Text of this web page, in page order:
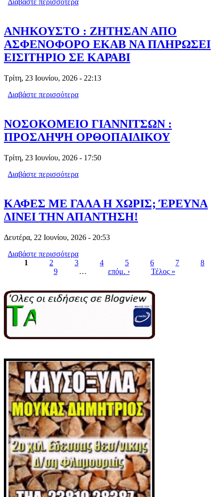
Διαβάστε περισσότερα
ΑΝΗΚΟΥΣΤΟ : ΖΗΤΗΣΑΝ ΑΠΟ
ΑΣΦΕΝΟΦΟΡΟ ΕΚΑΒ ΝΑ ΠΛΗΡΩΣΕΙ
ΕΙΣΙΤΗΡΙΟ ΣΕ ΚΑΡΑΒΙ
Τρίτη, 23 Ιουνίου, 2026 - 22:13
Διαβάστε περισσότερα
ΝΟΣΟΚΟΜΕΙΟ ΓΙΑΝΝΙΤΣΩΝ :
ΠΡΟΣΛΗΨΗ ΟΡΘΟΠΑΙΔΙΚΟΥ
Τρίτη, 23 Ιουνίου, 2026 - 17:50
Διαβάστε περισσότερα
ΚΑΦΕΣ ΜΕ ΓΑΛΑ Η ΧΩΡΙΣ; ΈΡΕΥΝΑ
ΔΙΝΕΙ ΤΗΝ ΑΠΑΝΤΗΣΗ!
Δευτέρα, 22 Ιουνίου, 2026 - 20:53
Διαβάστε περισσότερα
ΈΡΕΥΝΑ ΔΙΝΕΙ ΤΗΝ ΑΠΑΝΤΗΣΗ!
1 2 3 4 5 6 7
8
9
… επόμ. › Τέλος »